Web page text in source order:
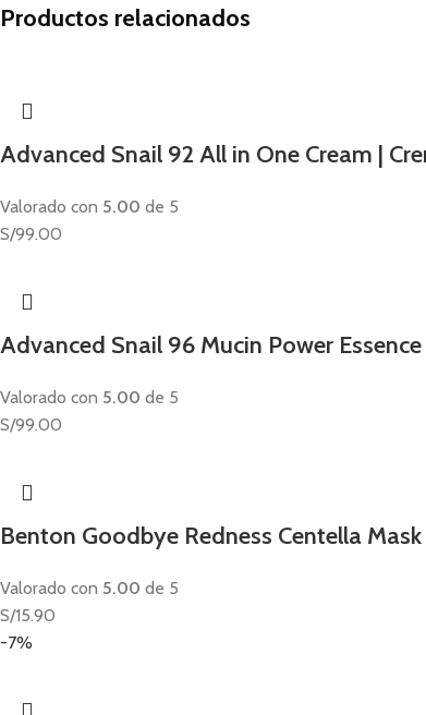
Productos relacionados
Advanced Snail 92 All in One Cream |
Valorado con 5.00 de 5
S/99.00
Advanced Snail 96 Mucin Power
Valorado con 5.00 de 5
S/99.00
Benton Goodbye Redness Centella Mask
Valorado con 5.00 de 5
S/15.90
-7%